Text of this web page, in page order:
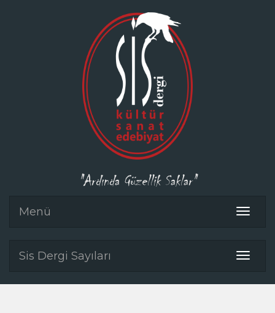
"Ardında Güzellik Saklar"
Toggle
Menü
Toggle
Sis Dergi Sayıları